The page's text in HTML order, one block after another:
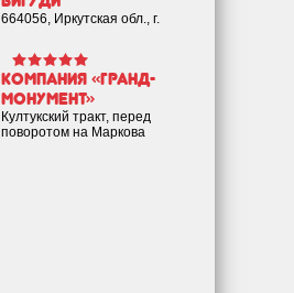
664056, Иркутская обл., г.
Компания «Гранд-
Монумент»
Култукский тракт, перед
поворотом на Маркова